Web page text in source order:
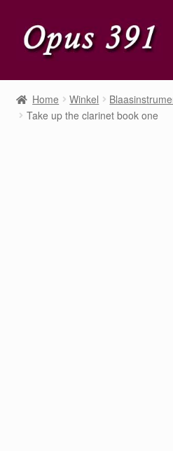
Ga
door
navigatie
Ga
naar
inhoud
Home
Winkel
Home Winkel
Take up the clarinet book one